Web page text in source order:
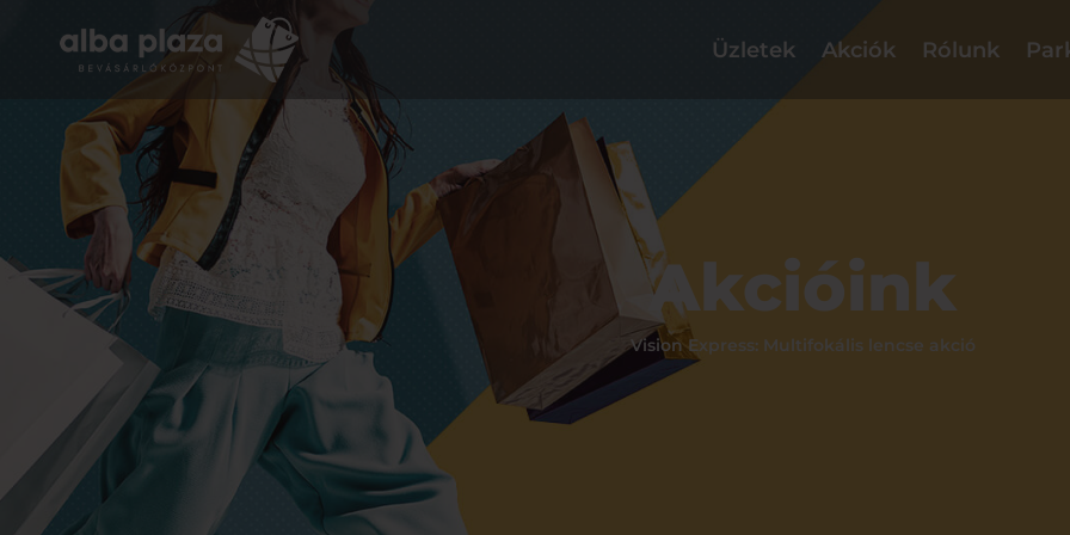
Üzletek Akciók Rólunk
Akcióink
Vision Express: Multifokális lencse akció